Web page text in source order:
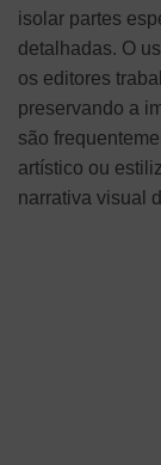
isolar partes
detalhadas. O
os editores
preservando a
são
artístico ou
narrativa visual